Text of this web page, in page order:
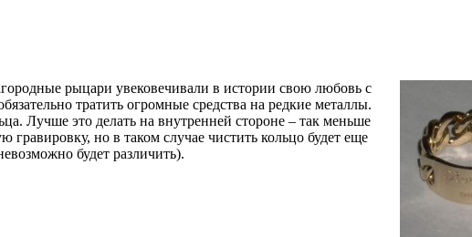
рыцари увековечивали в истории свою любовь с
тратить огромные средства на редкие металлы.
Лучше это делать на внутренней стороне – так меньше
гравировку, но в таком случае чистить кольцо будет еще
будет различить).